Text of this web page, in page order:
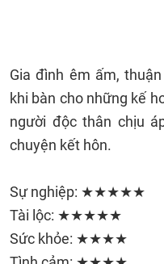
Gia đình êm ấm,
khi bàn cho những kế
người độc thân chịu
chuyện kết hôn.
Sự nghiệp: ★★★★★
Tài lộc: ★★★★★
Sức khỏe: ★★★★